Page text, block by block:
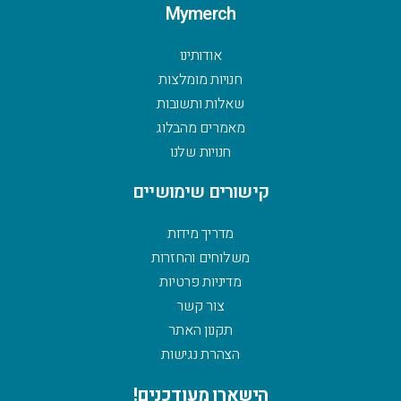
Mymerch
אודותינו
חנויות מומלצות
שאלות ותשובות
מאמרים מהבלוג
חנויות שלנו
קישורים שימושיים
מדריך מידות
משלוחים והחזרות
מדיניות פרטיות
צור קשר
תקנון האתר
הצהרת נגישות
הישארו מעודכנים!